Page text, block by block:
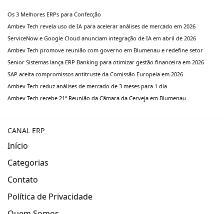
Os 3 Melhores ERPs para Confecção
Ambev Tech revela uso de IA para acelerar análises de mercado em 2026
ServiceNow e Google Cloud anunciam integração de IA em abril de 2026
Ambev Tech promove reunião com governo em Blumenau e redefine setor
Senior Sistemas lança ERP Banking para otimizar gestão financeira em 2026
SAP aceita compromissos antitruste da Comissão Europeia em 2026
Ambev Tech reduz análises de mercado de 3 meses para 1 dia
Ambev Tech recebe 21ª Reunião da Câmara da Cerveja em Blumenau
CANAL ERP
Início
Categorias
Contato
Política de Privacidade